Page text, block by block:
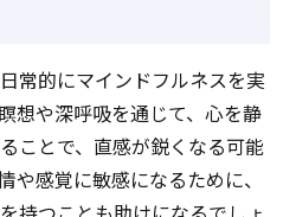
常的にマインドフルネスを実
想や深呼吸を通じて、心を静
ことで、直感が鋭くなる可能
や感覚に敏感になるために、